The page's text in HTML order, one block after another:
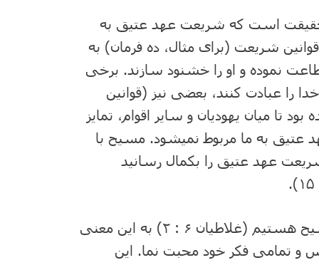
حقیقت است که شریعت عهد عتیق به
شریعت (برای مثال، ده فرمان) به
نموده و او را خشنود سازند. برخی
را عبادت کنند، بعضی نیز (قوانین
تا میان یهودیان و سایر اقوام، تمایز
عتیق به ما مربوط نمی⁯شود. مسیح با
عهد عتیق را بکمال رسانید
به جای شریعت عهد عتیق ، ما تحت شریعت مسیح هستیم (غلاطیان ۶ : ۲) به این معنی
و تمامی فکر خود محبت نما. این